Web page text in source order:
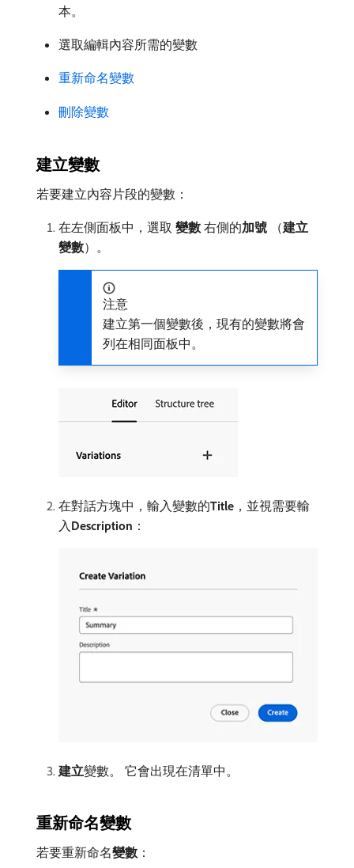
本。
選取編輯內容所需的變數
重新命名變數
刪除變數
建立變數
若要建立內容片段的變數：
在左側面板中，選取​ 變數 ​右側的​加號 （建立
變數）。
注意
建立第一個變數後，現有的變數將會
列在相同面板中。
在對話方塊中，輸入變數的​Title ，並視需要輸
入​Description ：
建立​變數。 它會出現在清單中。
重新命名變數
若要重新命名​變數 ：